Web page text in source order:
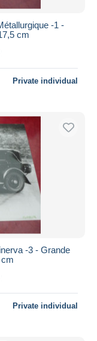
-1 -
cm
Private individual
-3 - Grande
Private individual